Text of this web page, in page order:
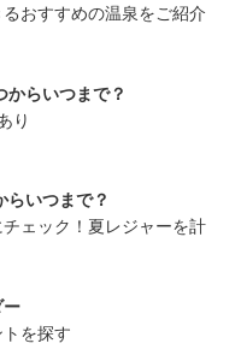
おすすめの温泉をご紹介
らいつまで？
り
らいつまで？
ェック！夏レジャーを計
を探す